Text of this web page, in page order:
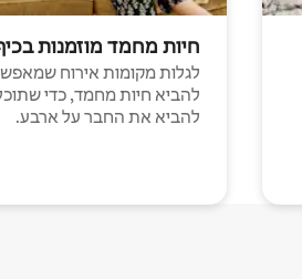
חיות מחמד מוזמנות
לגלות מקומות אירוח
להביא חיות מחמד, כדי
להביא את החבר על ארבע.